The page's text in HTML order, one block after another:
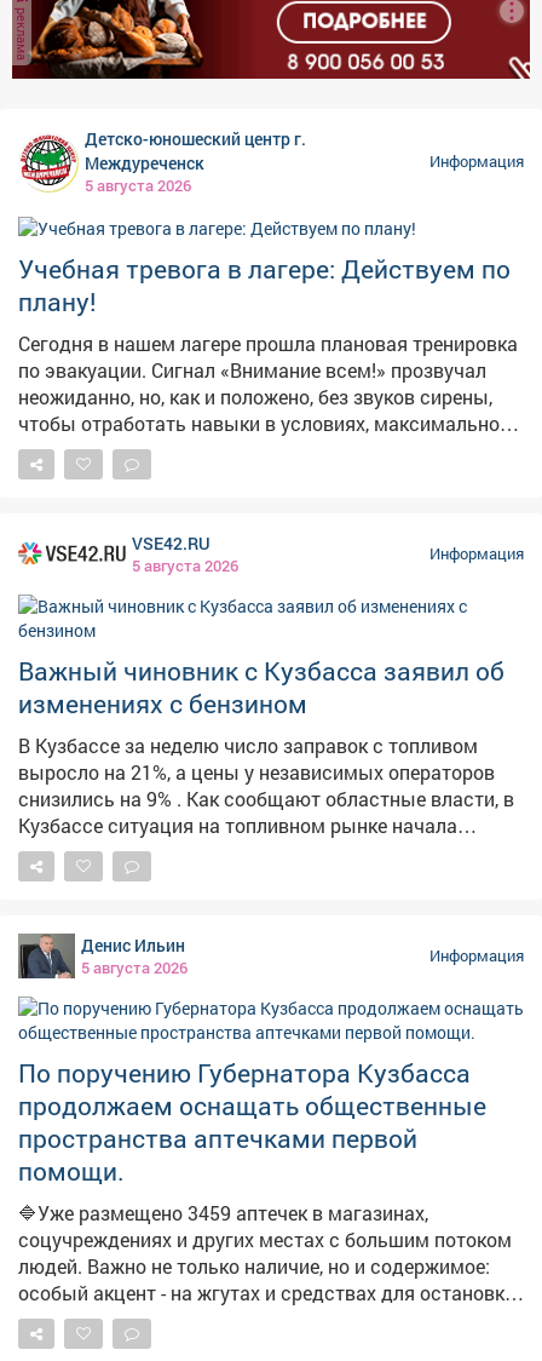
реклама
Детско-юношеский центр г.
Междуреченск
5 августа 2026
Информация
Учебная тревога в лагере: Действуем по
плану!
Сегодня в нашем лагере прошла плановая тренировка
по эвакуации. Сигнал «Внимание всем!» прозвучал
неожиданно, но, как и положено, без звуков сирены,
чтобы отработать навыки в условиях, максимально
приближенных к реальным. Педагогический состав
организовал инсценировку пожара и задымления.
ситуации и слаженно эвакуировались через три
запасных выхода. Главные выводы тренировки: 🔹
При ЧС не действовать самостоятельно; 🔹 Сразу
слушать и выполнять указания взрослых; 🔹 И
главное - никакой паники! Такие учения проходят у нас
регулярно, чтобы в экстренной ситуации (тьфу-тьфу-
тьфу!) каждый знал, как сохранить жизнь и здоровье.
Безопасность - превыше всего! 💪 #Лагерь
#Безопасность #Эвакуация #ТренировкаМЧС
VSE42.RU
5 августа 2026
Информация
Важный чиновник с Кузбасса заявил об
изменениях с бензином
В Кузбассе за неделю число заправок с топливом
выросло на 21%, а цены у независимых операторов
снизились на 9% . Как сообщают областные власти, в
Кузбассе ситуация на топливном рынке начала
стабилизироваться. По их данным, за неделю
количество АЗС, на которых есть топливо, выросло на
операторов снизились на 9%. На штабе обсудили
текущую обстановку и отметили, что ажиотажный
спрос удалось снять, очереди на заправках
сократились. Для дальнейшей стабилизации
налаживается координация между независимыми
сетями, производителями и логистическими
операторами. Власти фиксируют жалобы из
отдельных поселений на отсутствие топлива. Главам
поручено отслеживать каждый сигнал и оперативно
отрабатывать проблемные точки. В ближайшие дни
повысит долю работающих АЗС. Запас топлива для
уборочной кампании уже сформирован, утверждён
чёткий график поставок.
Денис Ильин
5 августа 2026
Информация
По поручению Губернатора Кузбасса
продолжаем оснащать общественные
пространства аптечками первой
помощи.
🔷Уже размещено 3459 аптечек в магазинах,
соцучреждениях и других местах с большим потоком
людей. Важно не только наличие, но и содержимое:
особый акцент - на жгутах и средствах для остановки
кровотечений. ➡️Параллельно продолжаем
мониторинг укрытий. На фото - укрытия в